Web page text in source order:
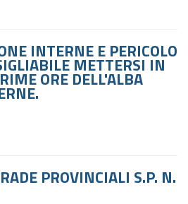
INTERNE E PERICOLO
METTERSI IN
ORE DELL'ALBA
PROVINCIALI S.P. N.